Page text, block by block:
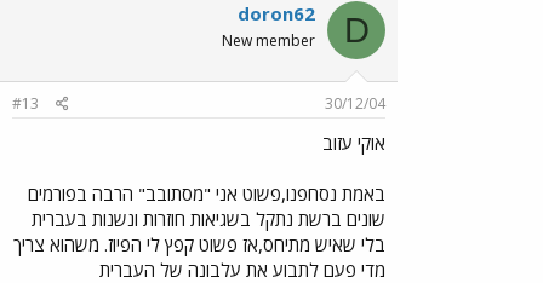
D
doron62
New member
30/12/04
#13
אוקי עזוב
באמת נסחפנו,פשוט אני "מסתובב" הרבה בפורמים
שונים ברשת נתקל בשגיאות חוזרות ונשנות בעברית
בלי שאיש מתיחס,אז פשוט קפץ לי הפיוז. משהוא צריך
מדי פעם לתבוע את עלבונה של העברית